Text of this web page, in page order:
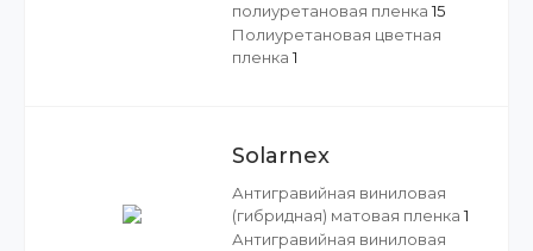
полиуретановая пленка 15
Полиуретановая цветная
пленка 1
Solarnex
Антигравийная виниловая
(гибридная) матовая пленка 1
Антигравийная виниловая